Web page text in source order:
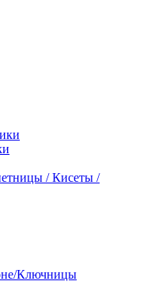
/ Кисеты /
Ключницы